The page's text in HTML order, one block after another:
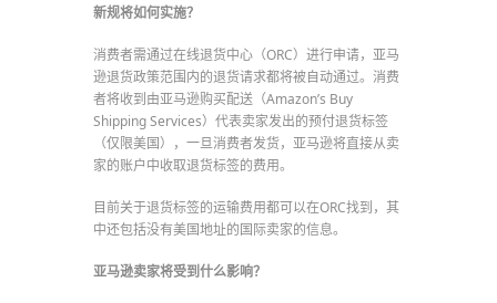
新规将如何实施？
消费者需通过在线退货中心（ORC）进行申请，亚马
逊退货政策范围内的退货请求都将被自动通过。消费
者将收到由亚马逊购买配送（Amazon’s Buy
Shipping Services）代表卖家发出的预付退货标签
（仅限美国），一旦消费者发货，亚马逊将直接从卖
家的账户中收取退货标签的费用。
目前关于退货标签的运输费用都可以在ORC找到，其
中还包括没有美国地址的国际卖家的信息。
亚马逊卖家将受到什么影响？